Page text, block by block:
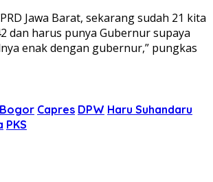
Jawa Barat, sekarang sudah 21 kita
dan harus punya Gubernur supaya
enak dengan gubernur,” pungkas
Bogor Capres DPW Haru Suhandaru
PKS